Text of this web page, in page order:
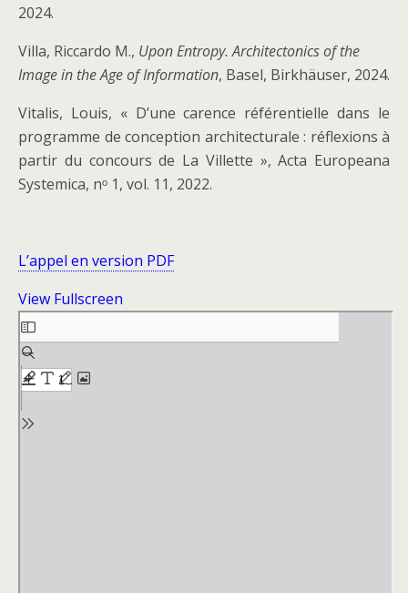
2024.
Villa, Riccardo M., Upon Entropy. Architectonics of the
Image in the Age of Information, Basel, Birkhäuser, 2024.
Vitalis, Louis, « D’une carence référentielle dans le
programme de conception architecturale : réflexions à
partir du concours de La Villette », Acta Europeana
Systemica, nᵒ 1, vol. 11, 2022.
L’appel en version PDF
View Fullscreen
Skip
to
PDF
content